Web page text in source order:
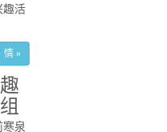
趣活
情 »
寒泉